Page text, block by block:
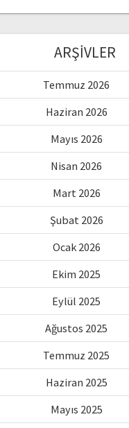
ARŞIVLER
Temmuz 2026
Haziran 2026
Mayıs 2026
Nisan 2026
Mart 2026
Şubat 2026
Ocak 2026
Ekim 2025
Eylül 2025
Ağustos 2025
Temmuz 2025
Haziran 2025
Mayıs 2025